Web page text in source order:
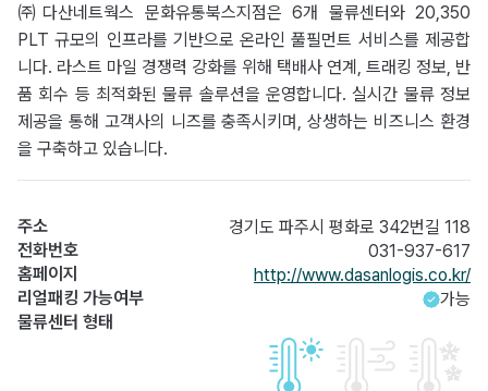
㈜다산네트웍스 문화유통북스지점은 6개 물류센터와 20,350
PLT 규모의 인프라를 기반으로 온라인 풀필먼트 서비스를 제공합
니다. 라스트 마일 경쟁력 강화를 위해 택배사 연계, 트래킹 정보, 반
품 회수 등 최적화된 물류 솔루션을 운영합니다. 실시간 물류 정보
제공을 통해 고객사의 니즈를 충족시키며, 상생하는 비즈니스 환경
을 구축하고 있습니다.
주소
경기도 파주시 평화로 342번길 118
전화번호
031-937-617
홈페이지
http://www.dasanlogis.co.kr/
리얼패킹 가능여부
가능
물류센터 형태